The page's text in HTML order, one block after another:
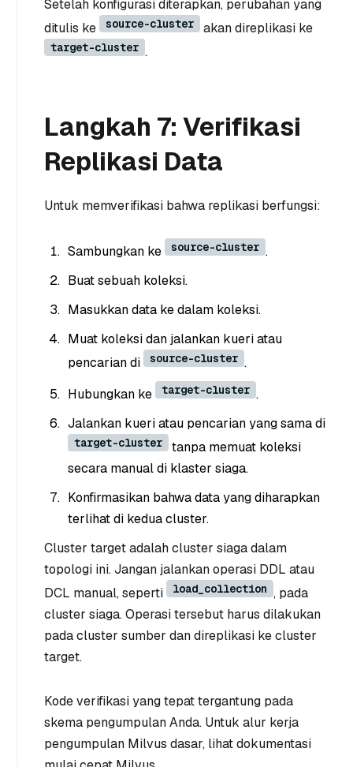
Setelah konfigurasi diterapkan, perubahan yang
ditulis ke
source-cluster akan direplikasi ke
target-cluster .
Langkah 7: Verifikasi
Replikasi Data
Untuk memverifikasi bahwa replikasi berfungsi:
Sambungkan ke source-cluster .
Buat sebuah koleksi.
Masukkan data ke dalam koleksi.
Muat koleksi dan jalankan kueri atau
pencarian di
source-cluster .
Hubungkan ke
target-cluster .
Jalankan kueri atau pencarian yang sama di
target-cluster
tanpa memuat koleksi
secara manual di klaster siaga.
Konfirmasikan bahwa data yang diharapkan
terlihat di kedua cluster.
Cluster target adalah cluster siaga dalam
topologi ini. Jangan jalankan operasi DDL atau
DCL manual, seperti
load_collection , pada
cluster siaga. Operasi tersebut harus dilakukan
pada cluster sumber dan direplikasi ke cluster
target.
Kode verifikasi yang tepat tergantung pada
skema pengumpulan Anda. Untuk alur kerja
pengumpulan Milvus dasar, lihat dokumentasi